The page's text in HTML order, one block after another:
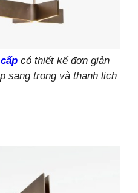
có thiết kế đơn giản
sang trọng và thanh lịch